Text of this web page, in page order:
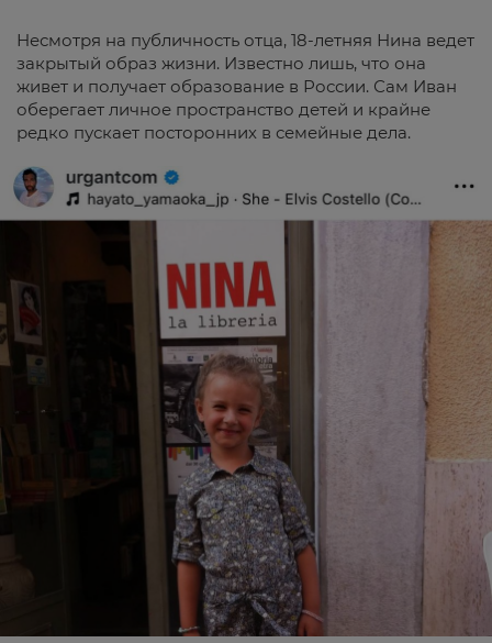
Несмотря на публичность отца, 18-летняя Нина ведет
закрытый образ жизни. Известно лишь, что она
живет и получает образование в России. Сам Иван
оберегает личное пространство детей и крайне
редко пускает посторонних в семейные дела.